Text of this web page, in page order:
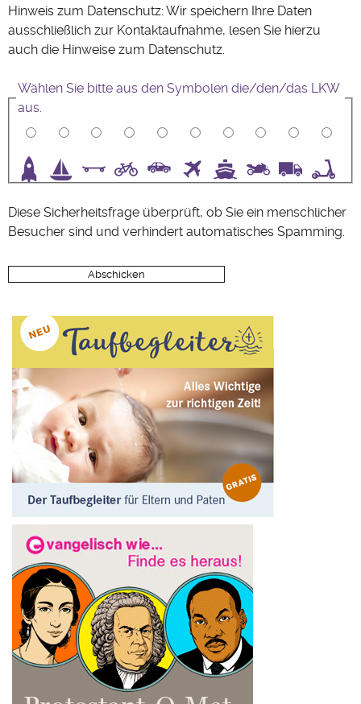
Hinweis zum Datenschutz: Wir speichern Ihre Daten
ausschließlich zur Kontaktaufnahme, lesen Sie hierzu
auch die Hinweise zum Datenschutz.
Wählen Sie bitte aus den Symbolen die/den/das LKW
aus.
Diese Sicherheitsfrage überprüft, ob Sie ein menschlicher
Besucher sind und verhindert automatisches Spamming.